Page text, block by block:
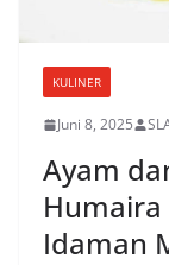
KULINER
Juni 8, 2025
Ayam
Idaman